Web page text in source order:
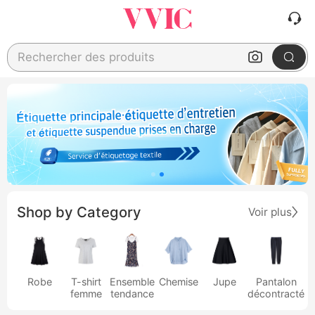
Rechercher des produits
Shop by Category Voir plus
Robe
T-shirt
femme
Ensemble
tendance
Chemise Jupe
Pantalon
décontracté